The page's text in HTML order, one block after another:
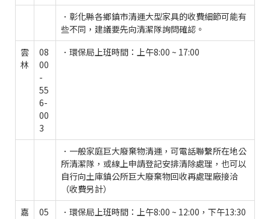
．彰化縣各鄉鎮市清運大型家具的收費細節可能有
些不同，建議要先向清潔隊詢問確認。
雲
林
08
00
-
55
6-
00
3
．環保局上班時間：上午8:00 ~ 17:00
．一般家庭巨大廢棄物清運，可電話聯繫所在地公
所清潔隊，或線上申請登記安排清除處理，也可以
自行向土庫鎮公所巨大廢棄物回收再處理廠接洽
（收費另計）
嘉
05
．環保局上班時間：上午8:00 ~ 12:00，下午13:30